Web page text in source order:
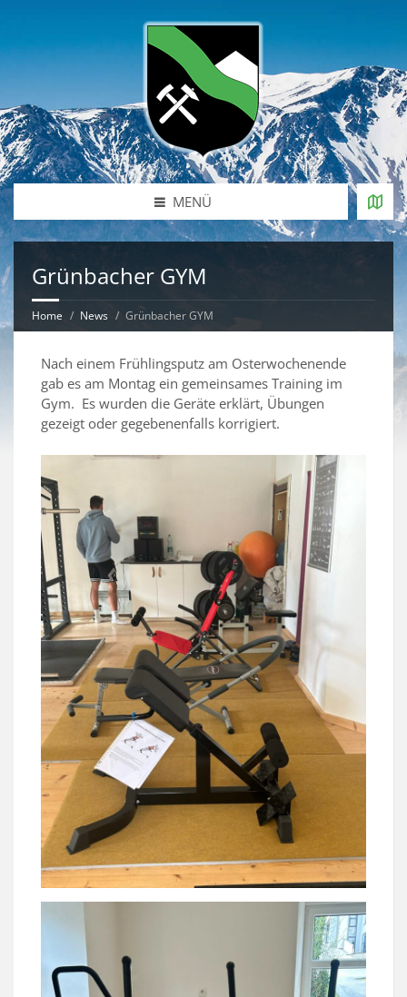
MENÜ
Grünbacher GYM
Home News Grünbacher GYM
Nach einem Frühlingsputz am Osterwochenende
gab es am Montag ein gemeinsames Training im
Gym. Es wurden die Geräte erklärt, Übungen
gezeigt oder gegebenenfalls korrigiert.